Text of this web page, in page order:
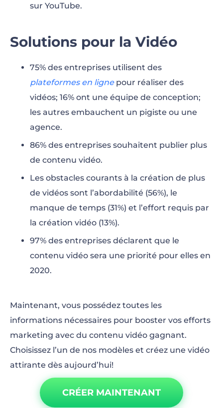
sur YouTube.
Solutions pour la Vidéo
75% des entreprises utilisent des
plateformes en lignepour réaliser des
vidéos; 16% ont une équipe de conception;
les autres embauchent un pigiste ou une
agence.
86% des entreprises souhaitent publier plus
de contenu vidéo.
Les obstacles courants à la création de plus
de vidéos sont l’abordabilité (56%), le
manque de temps (31%) et l’effort requis par
la création vidéo (13%).
97% des entreprises déclarent que le
contenu vidéo sera une priorité pour elles en
2020.
Maintenant, vous possédez toutes les
informations nécessaires pour booster vos efforts
marketing avec du contenu vidéo gagnant.
Choisissez l’un de nos modèles et créez une vidéo
attirante dès aujourd’hui!
CRÉER MAINTENANT